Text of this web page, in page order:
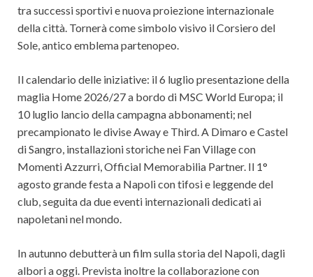
tra successi sportivi e nuova proiezione internazionale
della città. Tornerà come simbolo visivo il Corsiero del
Sole, antico emblema partenopeo.
Il calendario delle iniziative: il 6 luglio presentazione della
maglia Home 2026/27 a bordo di MSC World Europa; il
10 luglio lancio della campagna abbonamenti; nel
precampionato le divise Away e Third. A Dimaro e Castel
di Sangro, installazioni storiche nei Fan Village con
Momenti Azzurri, Official Memorabilia Partner. Il 1°
agosto grande festa a Napoli con tifosi e leggende del
club, seguita da due eventi internazionali dedicati ai
napoletani nel mondo.
In autunno debutterà un film sulla storia del Napoli, dagli
albori a oggi. Prevista inoltre la collaborazione con